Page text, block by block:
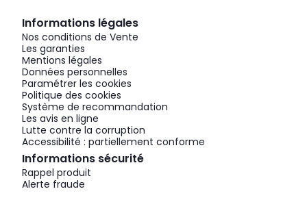
Informations légales
Nos conditions de Vente
Les garanties
Mentions légales
Données personnelles
Paramétrer les cookies
Politique des cookies
Système de recommandation
Les avis en ligne
Lutte contre la corruption
Accessibilité : partiellement conforme
Informations sécurité
Rappel produit
Alerte fraude